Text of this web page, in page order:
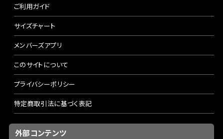
ご利用ガイド
サイズチャート
メンバーズアプリ
このサイトについて
プライバシーポリシー
特定商取引法に基づく表記
外部コンテンツ